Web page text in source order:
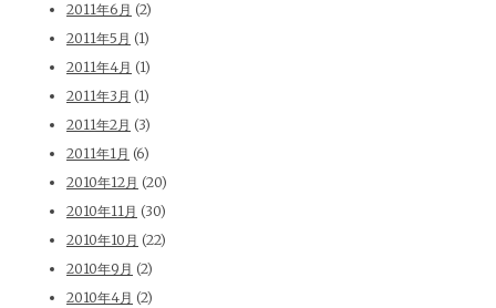
2011年6月 (2)
2011年5月 (1)
2011年4月 (1)
2011年3月 (1)
2011年2月 (3)
2011年1月 (6)
2010年12月 (20)
2010年11月 (30)
2010年10月 (22)
2010年9月 (2)
2010年4月 (2)